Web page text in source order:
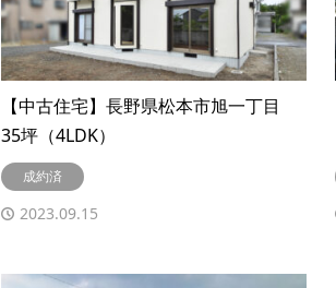
【中古住宅】長野県松本市旭一丁目
35坪（4LDK）
成約済
2023.09.15